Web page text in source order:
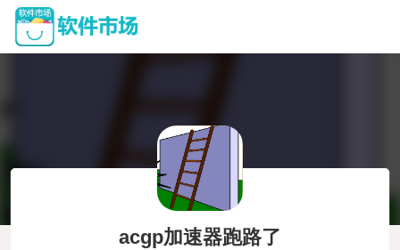
acgp加速器跑路了